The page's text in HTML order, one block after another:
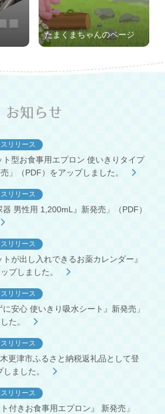
たまくまちゃんのページ
お知らせ
リリース
ト型お食事用エプロン 使いきりタイプ
」（PDF）をアップしました。
リリース
器 男性用 1,200mL』新発売」（PDF）
リリース
トが出し入れできるお薬カレンダー』
プしました。
リリース
に安心 使いきり吸水シート』新発売」
た。
リリース
更津市ふるさと納税返礼品として登
ました。
リリース
付きお食事用エプロン』 新発売」